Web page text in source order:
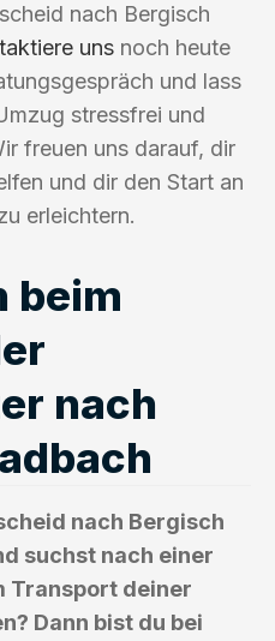
nach Bergisch
uns noch heute
und lass
stressfrei und
freuen uns darauf, dir
und dir den Start an
erleichtern.
beim
nach
nach Bergisch
suchst nach einer
Transport deiner
Dann bist du bei